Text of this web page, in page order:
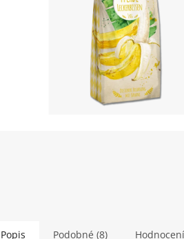
Popis Podobné (8) Hodnocení